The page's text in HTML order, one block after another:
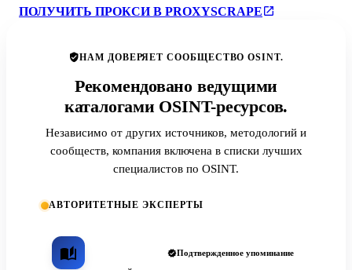
ПОЛУЧИТЬ ПРОКСИ В PROXYSCRAPE
НАМ ДОВЕРЯЕТ СООБЩЕСТВО OSINT.
Рекомендовано ведущими
каталогами OSINT-ресурсов.
Независимо от других источников, методологий и
сообществ, компания включена в списки лучших
специалистов по OSINT.
АВТОРИТЕТНЫЕ ЭКСПЕРТЫ
Подтвержденное упоминание